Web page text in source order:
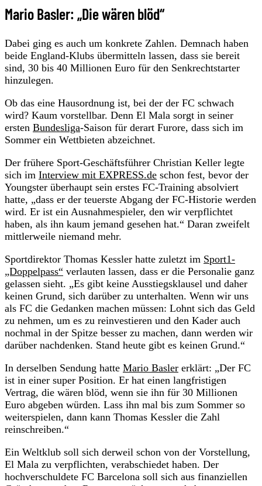
Mario Basler: „Die wären blöd“
Dabei ging es auch um konkrete Zahlen. Demnach haben
beide England-Klubs übermitteln lassen, dass sie bereit
sind, 30 bis 40 Millionen Euro für den Senkrechtstarter
hinzulegen.
Ob das eine Hausordnung ist, bei der der FC schwach
wird? Kaum vorstellbar. Denn El Mala sorgt in seiner
ersten Bundesliga-Saison für derart Furore, dass sich im
Sommer ein Wettbieten abzeichnet.
Der frühere Sport-Geschäftsführer Christian Keller legte
sich im Interview mit EXPRESS.de schon fest, bevor der
Youngster überhaupt sein erstes FC-Training absolviert
hatte, „dass er der teuerste Abgang der FC-Historie werden
wird. Er ist ein Ausnahmespieler, den wir verpflichtet
haben, als ihn kaum jemand gesehen hat.“ Daran zweifelt
mittlerweile niemand mehr.
Sportdirektor Thomas Kessler hatte zuletzt im Sport1-
„Doppelpass“ verlauten lassen, dass er die Personalie ganz
gelassen sieht. „Es gibt keine Ausstiegsklausel und daher
keinen Grund, sich darüber zu unterhalten. Wenn wir uns
als FC die Gedanken machen müssen: Lohnt sich das Geld
zu nehmen, um es zu reinvestieren und den Kader auch
nochmal in der Spitze besser zu machen, dann werden wir
darüber nachdenken. Stand heute gibt es keinen Grund.“
In derselben Sendung hatte Mario Basler erklärt: „Der FC
ist in einer super Position. Er hat einen langfristigen
Vertrag, die wären blöd, wenn sie ihn für 30 Millionen
Euro abgeben würden. Lass ihn mal bis zum Sommer so
weiterspielen, dann kann Thomas Kessler die Zahl
reinschreiben.“
Ein Weltklub soll sich derweil schon von der Vorstellung,
El Mala zu verpflichten, verabschiedet haben. Der
hochverschuldete FC Barcelona soll sich aus finanziellen